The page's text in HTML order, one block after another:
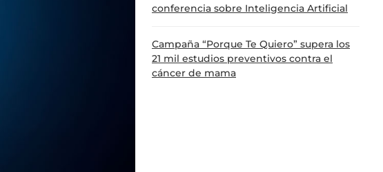
conferencia sobre Inteligencia Artificial
Campaña “Porque Te Quiero” supera los
21 mil estudios preventivos contra el
cáncer de mama